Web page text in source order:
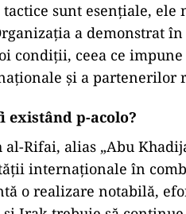
tactice sunt esențiale,
a demonstrat
condiții, ceea ce
și a partenerilor
existând p-acolo?
Rifai, alias „Abu
internaționale în
o realizare notabilă,